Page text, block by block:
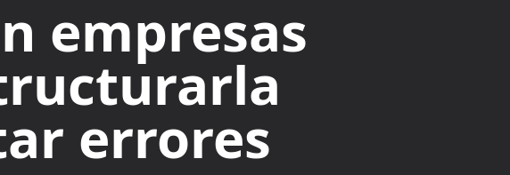
empresas
errores